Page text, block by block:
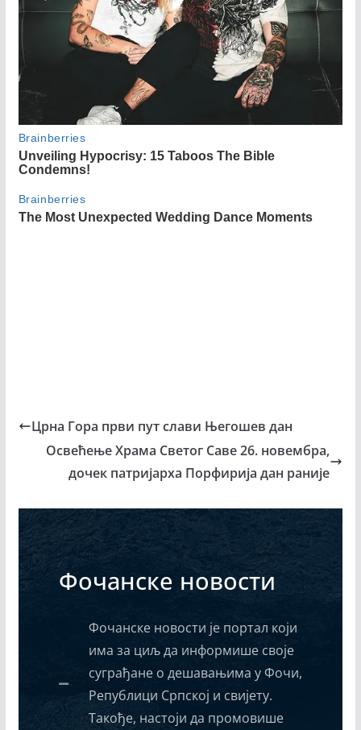
Црна Гора први пут слави Његошев дан
Освећење Храма Светог Саве 26. новембра,
дочек патријарха Порфирија дан раније
Фочанске новости
Фочанске новости је портал који
има за циљ да информише своје
суграђане о дешавањима у Фочи,
Републици Српској и свијету.
Такође, настоји да промовише